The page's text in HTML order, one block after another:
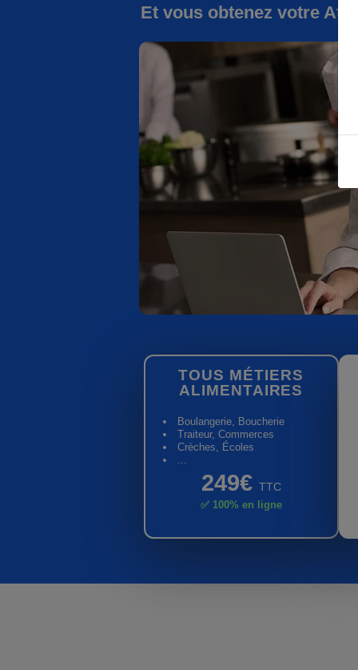
Et vous obtenez votre
TOUS MÉTIERS
ALIMENTAIRES
Boulangerie, Boucherie
Traiteur, Commerces
Crèches, Écoles
249€ TTC
✅ 100% en ligne